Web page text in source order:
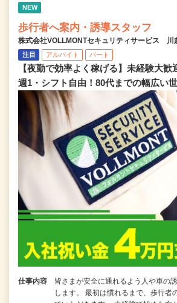
NEW
歩行者へ案内・誘導スタッフ
株式会社VOLLMONTセキュリティサービス 川
注目 アルバイト パート
【夜勤で効率よく稼げる】未経験大歓
週1・シフト自由！80代までの幅広い
仕事内容
皆さまが安全に通れるよう人や車の
します。 最初は慣れるまで、歩行者